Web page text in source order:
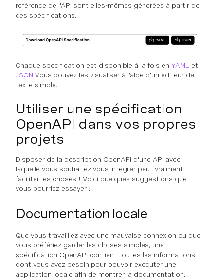
référence de l'API sont elles-mêmes générées à partir de
ces spécifications.
Chaque spécification est disponible à la fois en YAML
et
JSON Vous pouvez les visualiser à l'aide d'un éditeur de
texte simple.
Utiliser une spécification
OpenAPI dans vos propres
projets
Disposer de la description OpenAPI d'une API avec
laquelle vous souhaitez vous intégrer peut vraiment
faciliter les choses ! Voici quelques suggestions que
vous pourriez essayer :
Documentation locale
Que vous travailliez avec une mauvaise connexion ou que
vous préfériez garder les choses simples, une
spécification OpenAPI contient toutes les informations
dont vous avez besoin pour pouvoir exécuter une
application locale afin de montrer la documentation.